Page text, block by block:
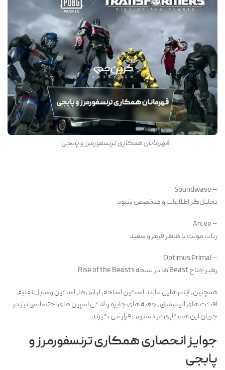
قهرمانان همکاری ترنسفورمرز و پابجی
– Soundwave
تحلیل‌گر اطلاعات و متخصص شنود
– Arcee
ربات مونث با ظاهر قرمز و سفید
– Optimus Primal
رهبر جناح Beast ها در نسخه Rise of the Beasts
همچنین، آیتم هایی مانند اسکین اسلحه، لباس‌ها، اسکین وسایل نقلیه،
افکت های انیمیشنی، جعبه های جایزه و لاکی اسپین های اختصاصی نیز در
جریان این همکاری در دسترس قرار می گیرند.
جوایز انحصاری همکاری ترنسفورمرز و
پابجی